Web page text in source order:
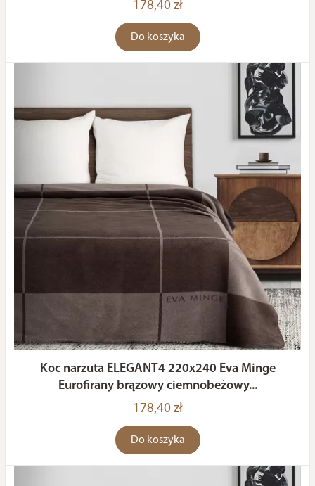
178,40 zł
Do koszyka
Koc narzuta ELEGANT4 220x240 Eva Minge
Eurofirany brązowy ciemnobeżowy...
178,40 zł
Do koszyka